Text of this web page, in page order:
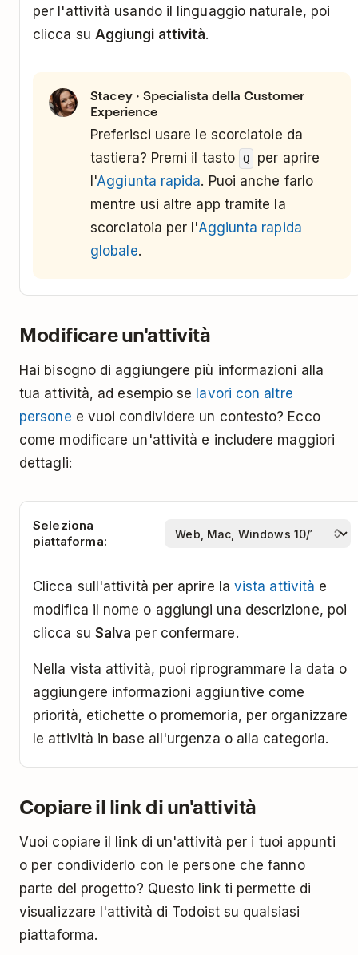
per l'attività usando il linguaggio naturale, poi
clicca su Aggiungi attività.
Stacey· Specialista della Customer
Experience
Preferisci usare le scorciatoie da
tastiera? Premi il tasto
Q
per aprire
l'Aggiunta rapida. Puoi anche farlo
mentre usi altre app tramite la
scorciatoia per l'Aggiunta rapida
globale.
Modificare un'attività
Hai bisogno di aggiungere più informazioni alla
tua attività, ad esempio se lavori con altre
persone e vuoi condividere un contesto? Ecco
come modificare un'attività e includere maggiori
dettagli:
Seleziona
piattaforma:
Clicca sull'attività per aprire la vista attività e
modifica il nome o aggiungi una descrizione, poi
clicca su Salva per confermare.
Nella vista attività, puoi riprogrammare la data o
aggiungere informazioni aggiuntive come
priorità, etichette o promemoria, per organizzare
le attività in base all'urgenza o alla categoria.
Copiare il link di un'attività
Vuoi copiare il link di un'attività per i tuoi appunti
o per condividerlo con le persone che fanno
parte del progetto? Questo link ti permette di
visualizzare l'attività di Todoist su qualsiasi
piattaforma.